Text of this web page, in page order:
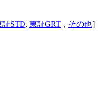
証STD, 東証GRT ， その他］